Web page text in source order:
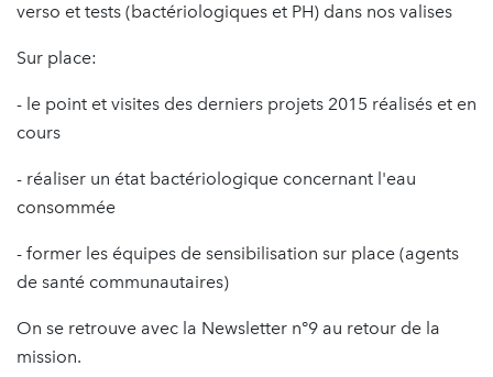
verso et tests (bactériologiques et PH) dans nos valises
Sur place:
- le point et visites des derniers projets 2015 réalisés et en
cours
- réaliser un état bactériologique concernant l'eau
consommée
- former les équipes de sensibilisation sur place (agents
de santé communautaires)
On se retrouve avec la Newsletter n°9 au retour de la
mission.